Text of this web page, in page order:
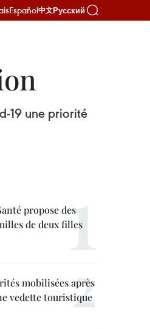
Español中文Русский
19 une priorité
propose des
de deux filles
mobilisées après
vedette touristique